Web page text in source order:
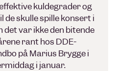
kuldegrader og
de skulle spille konsert i
det var ikke den bitende
rant hos DDE-
på Marius Brygge i
i januar.